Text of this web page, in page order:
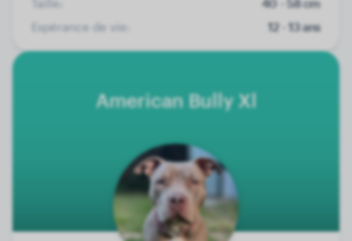
Taille:
40 - 58 cm
Espérance de vie:
12 - 13 ans
American Bully Xl